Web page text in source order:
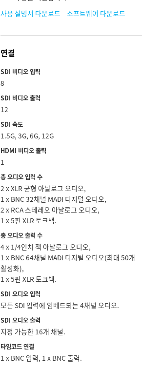
사용 설명서 다운로드
소프트웨어 다운로드
연결
SDI 비디오 입력
8
SDI 비디오 출력
12
SDI 속도
1.5G, 3G, 6G, 12G
HDMI 비디오 출력
1
총 오디오 입력 수
2 x XLR 균형 아날로그 오디오,
1 x BNC 32채널 MADI 디지털 오디오,
2 x RCA 스테레오 아날로그 오디오,
1 x 5핀 XLR 토크백.
총 오디오 출력 수
4 x 1/4인치 잭 아날로그 오디오,
1 x BNC 64채널 MADI 디지털 오디오(최대 50개
활성화),
1 x 5핀 XLR 토크백.
SDI 오디오 입력
모든 SDI 입력에 임베드되는 4채널 오디오.
SDI 오디오 출력
지정 가능한 16개 채널.
타임코드 연결
1 x BNC 입력, 1 x BNC 출력.